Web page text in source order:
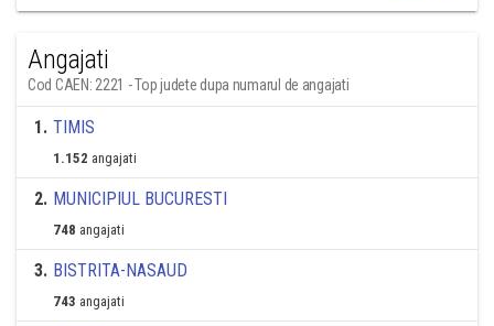
Angajati
Cod CAEN: 2221 - Top judete dupa numarul de angajati
1. TIMIS
1.152 angajati
2. MUNICIPIUL BUCURESTI
748 angajati
3. BISTRITA-NASAUD
743 angajati